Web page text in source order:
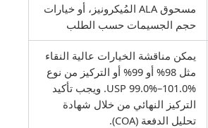
مسحوق ALA المُيكرونيز، أو خيارات
حجم الجسيمات حسب الطلب
يمكن مناقشة الخيارات عالية النقاء
مثل 98% أو 99% أو التركيز من نوع
USP 99.0%–101.0%. ويجب تأكيد
التركيز النهائي من خلال شهادة
تحليل الدفعة (COA).